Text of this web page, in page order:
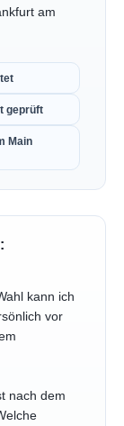
am
geprüft
Main
kann ich
vor
nach dem